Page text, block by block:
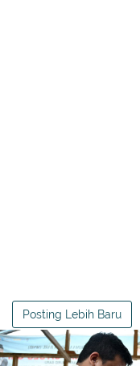
Posting Lebih Baru